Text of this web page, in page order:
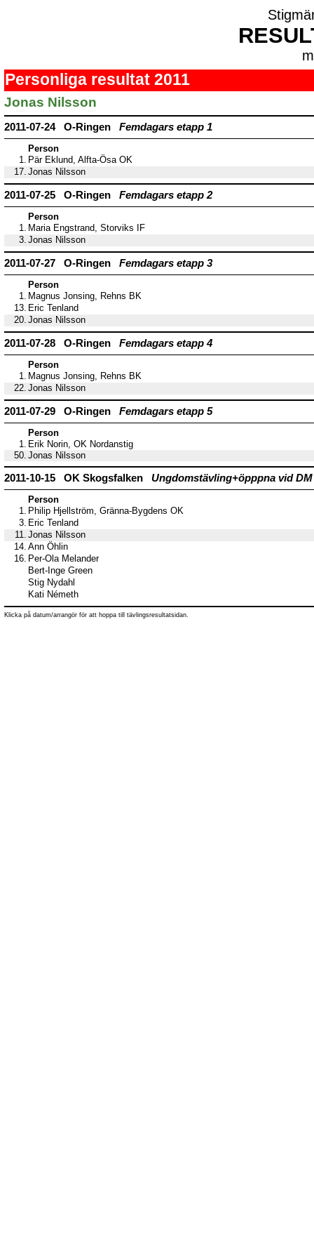
Personliga resultat 2011
Jonas Nilsson
2011-07-24 O-Ringen Femdagars etapp 1
Person
1. Pär Eklund, Alfta-Ösa OK
17. Jonas Nilsson
2011-07-25 O-Ringen Femdagars etapp 2
Person
1. Maria Engstrand, Storviks IF
3. Jonas Nilsson
2011-07-27 O-Ringen Femdagars etapp 3
Person
1. Magnus Jonsing, Rehns BK
13. Eric Tenland
20. Jonas Nilsson
2011-07-28 O-Ringen Femdagars etapp 4
Person
1. Magnus Jonsing, Rehns BK
22. Jonas Nilsson
2011-07-29 O-Ringen Femdagars etapp 5
Person
1. Erik Norin, OK Nordanstig
50. Jonas Nilsson
2011-10-15 OK Skogsfalken Ungdomstävling+öpppna vid
Person
1. Philip Hjellström, Gränna-Bygdens OK
3. Eric Tenland
11. Jonas Nilsson
14. Ann Öhlin
16. Per-Ola Melander
Bert-Inge Green
Stig Nydahl
Kati Németh
Klicka på datum/arrangör för att hoppa till tävlingsresultatsidan.